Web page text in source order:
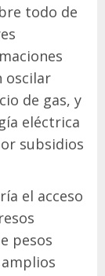
todo de
oscilar
de gas, y
eléctrica
subsidios
el acceso
pesos